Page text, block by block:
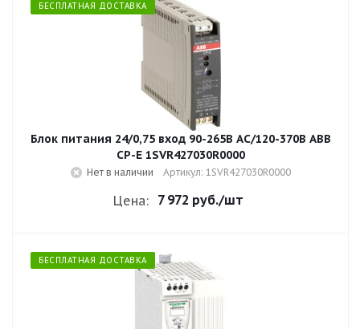
БЕСПЛАТНАЯ ДОСТАВКА
Блок питания 24/0,75 вход 90-265В АС/120-370В ABB
CP-E 1SVR427030R0000
Нет в наличии Артикул: 1SVR427030R0000
Цена: 7 972 руб./шт
БЕСПЛАТНАЯ ДОСТАВКА